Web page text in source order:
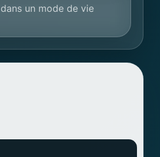
un mode de vie